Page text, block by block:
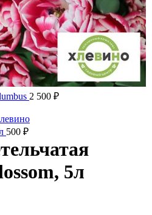
2 500 ₽
500 ₽
5л